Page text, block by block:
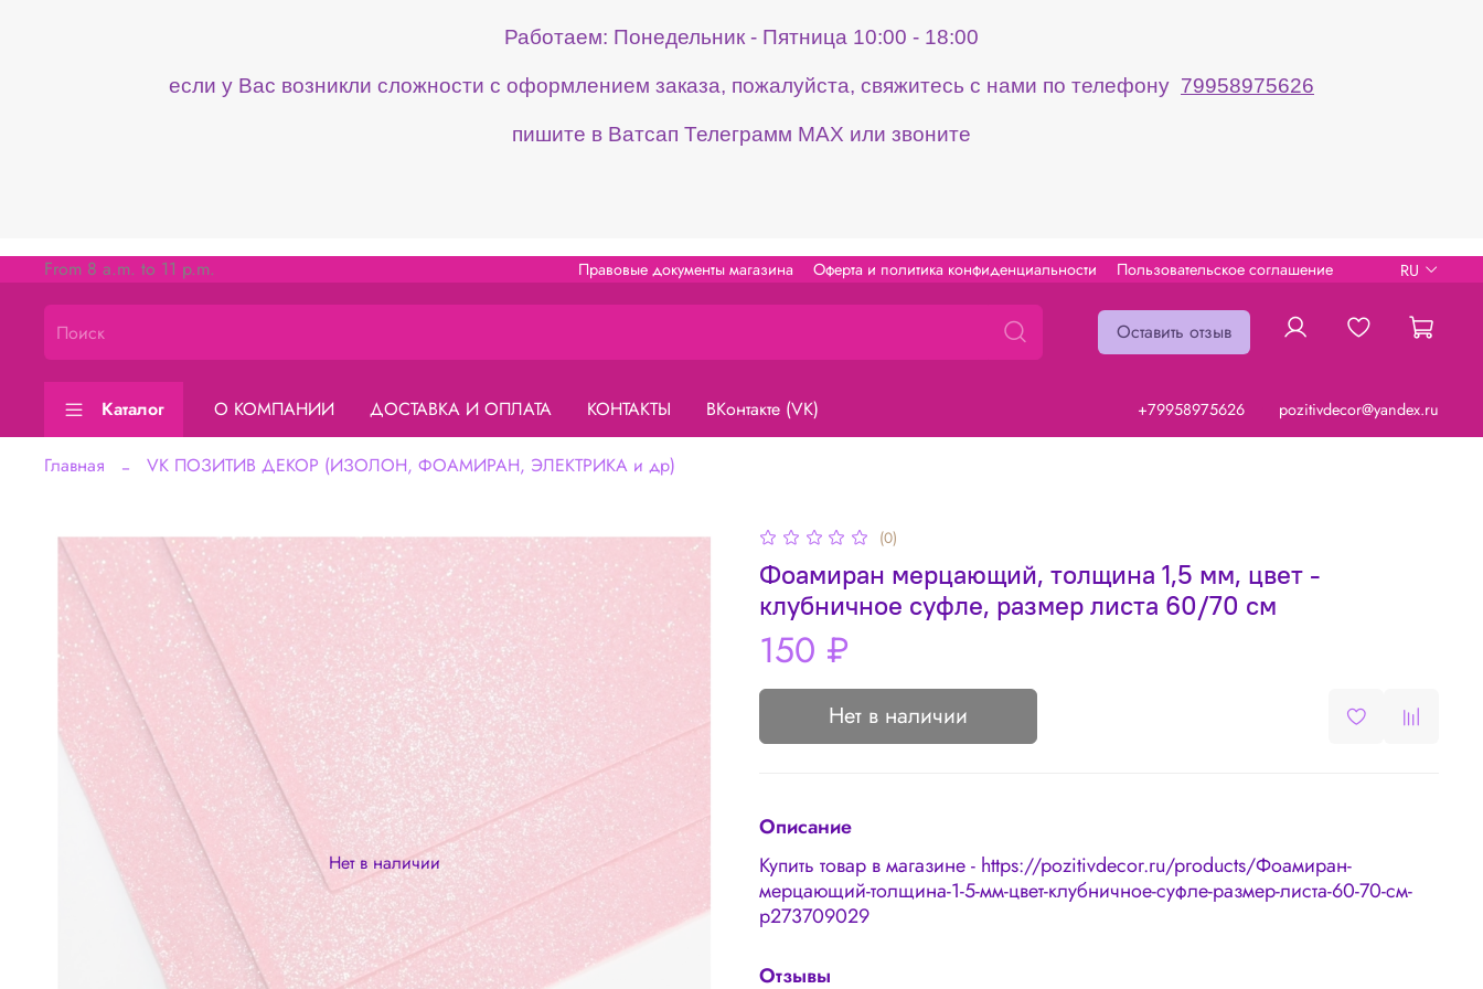
Работаем: Понедельник - Пятница 10:00 - 18:00
если у Вас возникли сложности с оформлением заказа, пожалуйста, свяжитесь с нами по телефону 79958975626
пишите в Ватсап Телеграмм МАХ или звоните
Правовые документы магазина Оферта и политика конфиденциальности Пользовательское соглашение
From 8 a.m. to 11 p.m. RU
Оставить отзыв
Каталог О КОМПАНИИ ДОСТАВКА И ОПЛАТА КОНТАКТЫ ВКонтакте (VK) +79958975626 pozitivdecor@yandex.ru
Главная VK ПОЗИТИВ ДЕКОР (ИЗОЛОН, ФОАМИРАН, ЭЛЕКТРИКА и др)
Нет в наличии
(0)
Фоамиран мерцающий, толщина 1,5 мм, цвет -
клубничное суфле, размер листа 60/70 см
150 ₽
Нет в наличии
Описание
Купить товар в магазине - https://pozitivdecor.ru/products/Фоамиран-
мерцающий-толщина-1-5-мм-цвет-клубничное-суфле-размер-листа-60-70-см-
p273709029
Отзывы